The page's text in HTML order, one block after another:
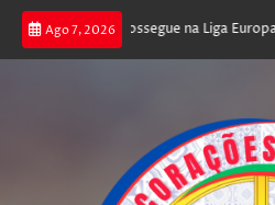
Ago 7, 2026
joga poker e prossegue na Liga Europa